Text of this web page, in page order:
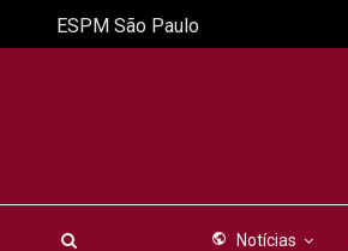
public Notícias
ESPM São Paulo